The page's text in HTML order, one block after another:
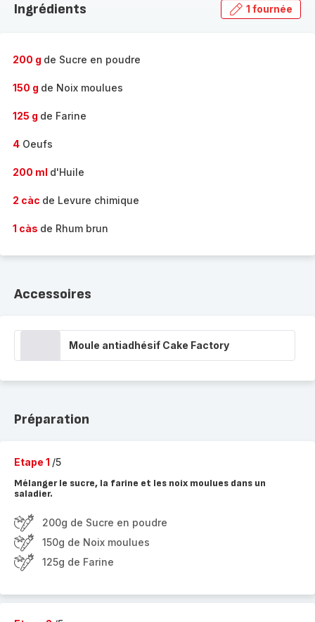
gamme
Ingrédients 1 fournée
200 g de Sucre en poudre
150 g de Noix moulues
125 g de Farine
4 Oeufs
200 ml d'Huile
2 càc de Levure chimique
1 càs de Rhum brun
Accessoires
Moule antiadhésif Cake Factory
Préparation
Etape 1 /5
Mélanger le sucre, la farine et les noix moulues dans un
saladier.
200g de Sucre en poudre
150g de Noix moulues
125g de Farine